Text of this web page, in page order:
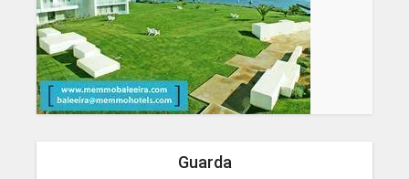
Guarda